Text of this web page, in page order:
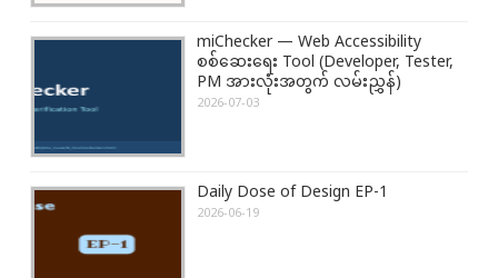
o
n
:
miChecker — Web Accessibility
စစ်ဆေးရေး Tool (Developer, Tester,
PM အားလုံးအတွက် လမ်းညွှန်)
2026-07-03
Daily Dose of Design EP-1
2026-06-19